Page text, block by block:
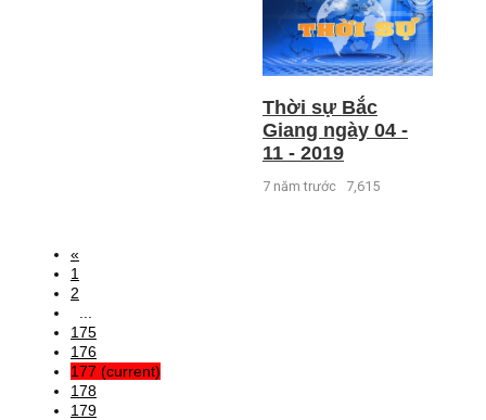
Thời sự Bắc
Giang ngày 04 -
11 - 2019
7 năm trước 7,615
«
1
2
175
176
177 (current)
178
179